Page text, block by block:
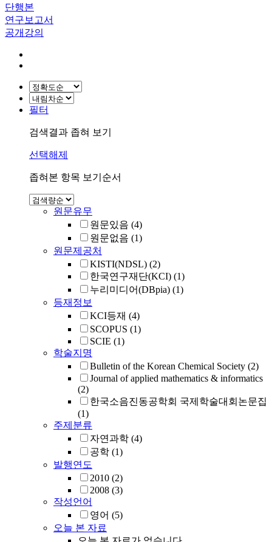
단행본
연구보고서
공개강의
필터
검색결과 좁혀 보기
선택해제
좁혀본 항목 보기순서
원문유무
원문있음 (4)
원문없음 (1)
원문제공처
KISTI(NDSL) (2)
한국연구재단(KCI) (1)
누리미디어(DBpia) (1)
등재정보
KCI등재 (4)
SCOPUS (1)
SCIE (1)
학술지명
Bulletin of the Korean Chemical Society (2)
Journal of applied mathematics & informatics
(2)
한국소음진동공학회 국제학술대회논문집
(1)
주제분류
자연과학 (4)
공학 (1)
발행연도
2010 (2)
2008 (3)
작성언어
영어 (5)
오늘 본 자료